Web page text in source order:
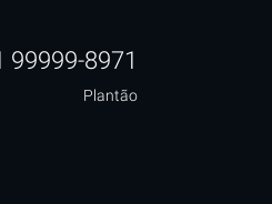
99999-8971
Plantão